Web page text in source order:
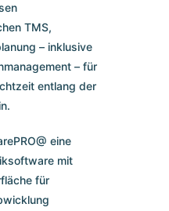
TMS,
– inklusive
– für
entlang der
eine
mit
für